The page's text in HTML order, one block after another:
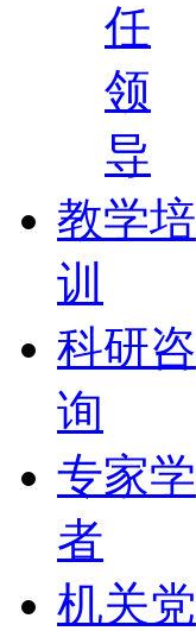
任
领
导
教学培
训
科研咨
询
专家学
者
机关党